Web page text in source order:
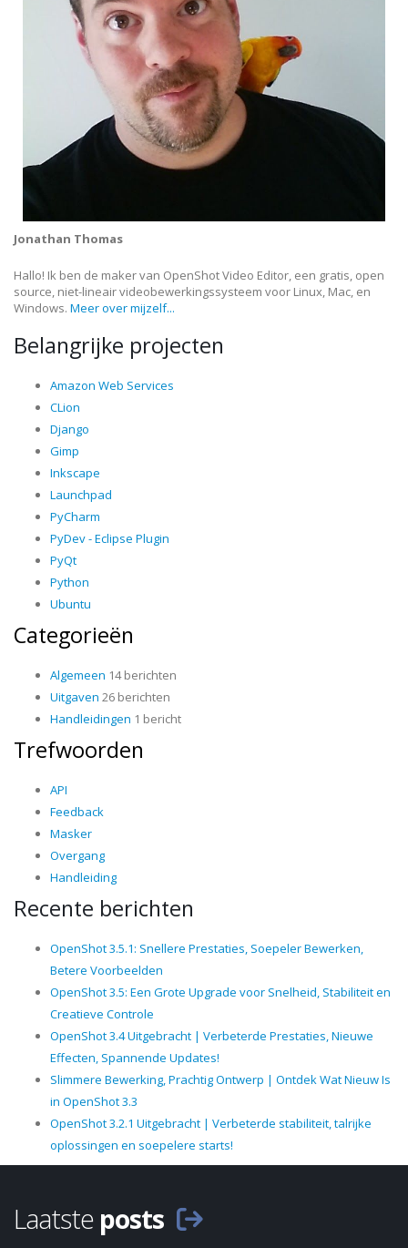
Jonathan Thomas
Hallo! Ik ben de maker van OpenShot Video Editor, een gratis, open
source, niet-lineair videobewerkingssysteem voor Linux, Mac, en
Windows. Meer over mijzelf...
Belangrijke projecten
Amazon Web Services
CLion
Django
Gimp
Inkscape
Launchpad
PyCharm
PyDev - Eclipse Plugin
PyQt
Python
Ubuntu
Categorieën
Algemeen 14 berichten
Uitgaven 26 berichten
Handleidingen 1 bericht
Trefwoorden
API
Feedback
Masker
Overgang
Handleiding
Recente berichten
OpenShot 3.5.1: Snellere Prestaties, Soepeler Bewerken,
Betere Voorbeelden
OpenShot 3.5: Een Grote Upgrade voor Snelheid, Stabiliteit en
Creatieve Controle
OpenShot 3.4 Uitgebracht | Verbeterde Prestaties, Nieuwe
Effecten, Spannende Updates!
Slimmere Bewerking, Prachtig Ontwerp | Ontdek Wat Nieuw Is
in OpenShot 3.3
OpenShot 3.2.1 Uitgebracht | Verbeterde stabiliteit, talrijke
oplossingen en soepelere starts!
Laatste posts